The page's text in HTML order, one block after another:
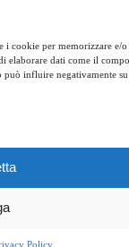
cookie per memorizzare e/
elaborare dati come il
influire negativamente
Policy
€ a